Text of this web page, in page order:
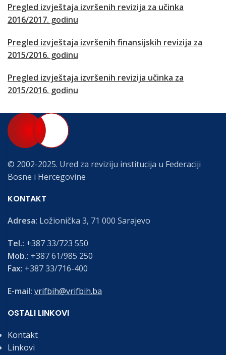
Pregled izvještaja izvršenih revizija za učinka
2016/2017. godinu
Pregled izvještaja izvršenih finansijskih revizija za
2015/2016. godinu
Pregled izvještaja izvršenih revizija učinka za
2015/2016. godinu
© 2002-2025. Ured za reviziju institucija u Federaciji
Bosne i Hercegovine
KONTAKT
Adresa: Ložionička 3, 71 000 Sarajevo
Tel.: +387 33/723 550
Mob.: +387 61/985 250
Fax: +387 33/716-400
E-mail: vrifbih@vrifbih.ba
OSTALI LINKOVI
Kontakt
Linkovi